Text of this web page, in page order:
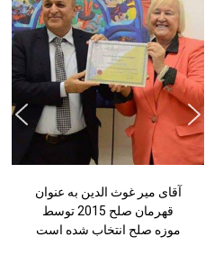
آقای میر غوث الدین به عنوان
قهرمان صلح 2015 توسط
موزه صلح انتخاب شده است